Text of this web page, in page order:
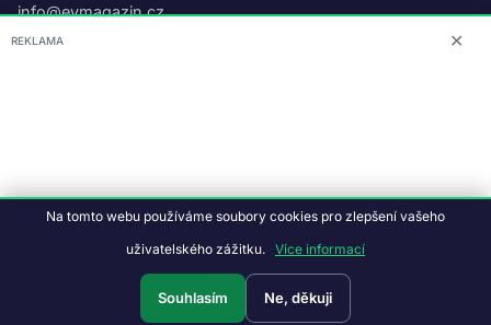
info@evmagazin.cz
O nás
© 2026 EV Magazin.Podmínky a ochrana dat.
Studiografix
REKLAMA ✕
Na tomto webu používáme soubory cookies pro zlepšení vašeho
uživatelského zážitku. Více informací
Souhlasím Ne, děkuji